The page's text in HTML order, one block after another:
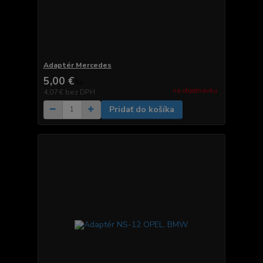
Adaptér Mercedes
5,00 €
4,07 € bez DPH na objednávku
Pridať do košíka